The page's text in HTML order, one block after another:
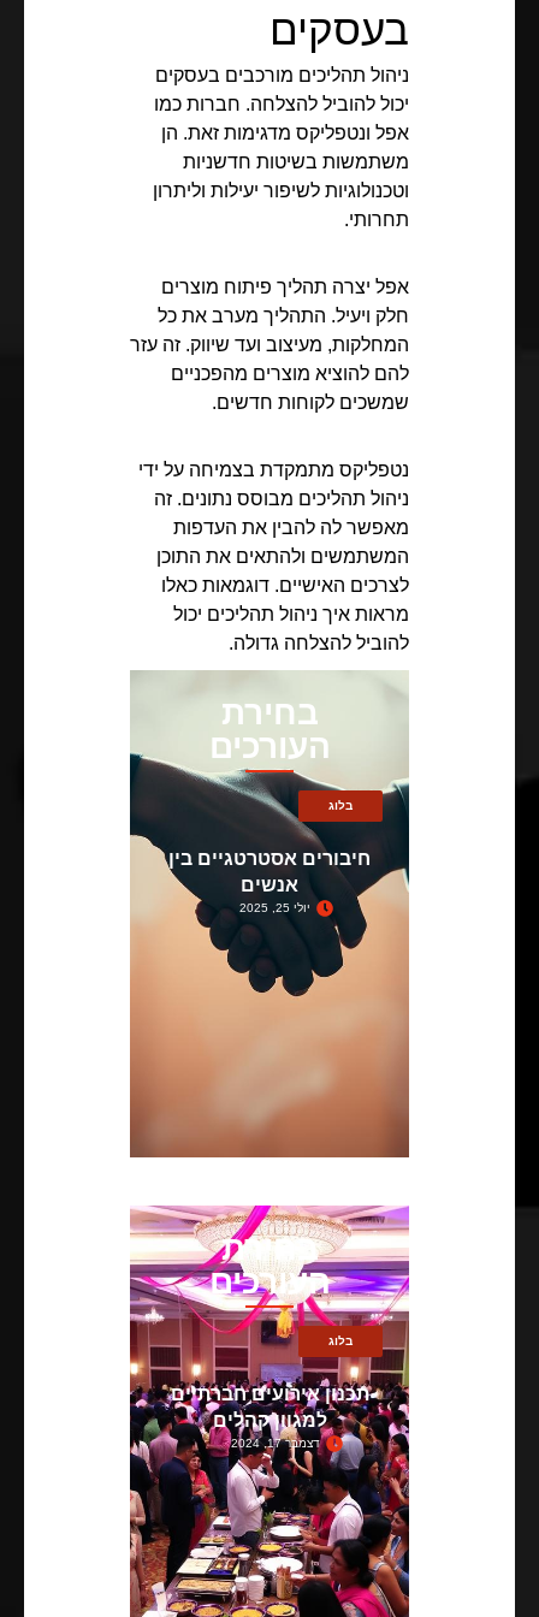
בעסקים
ניהול תהליכים מורכבים בעסקים
יכול להוביל להצלחה. חברות כמו
אפל ונטפליקס מדגימות זאת. הן
משתמשות בשיטות חדשניות
וטכנולוגיות לשיפור יעילות וליתרון
תחרותי.
אפל יצרה תהליך פיתוח מוצרים
חלק ויעיל. התהליך מערב את כל
המחלקות, מעיצוב ועד שיווק. זה עזר
להם להוציא מוצרים מהפכניים
שמשכים לקוחות חדשים.
נטפליקס מתמקדת בצמיחה על ידי
ניהול תהליכים מבוסס נתונים. זה
מאפשר לה להבין את העדפות
המשתמשים ולהתאים את התוכן
לצרכים האישיים. דוגמאות כאלו
מראות איך ניהול תהליכים יכול
להוביל להצלחה גדולה.
בחירת
העורכים
בלוג
חיבורים אסטרטגיים בין
אנשים
יולי 25, 2025
בחירת
העורכים
בלוג
תכנון אירועים חברתיים
למגוון קהלים
דצמבר 17, 2024